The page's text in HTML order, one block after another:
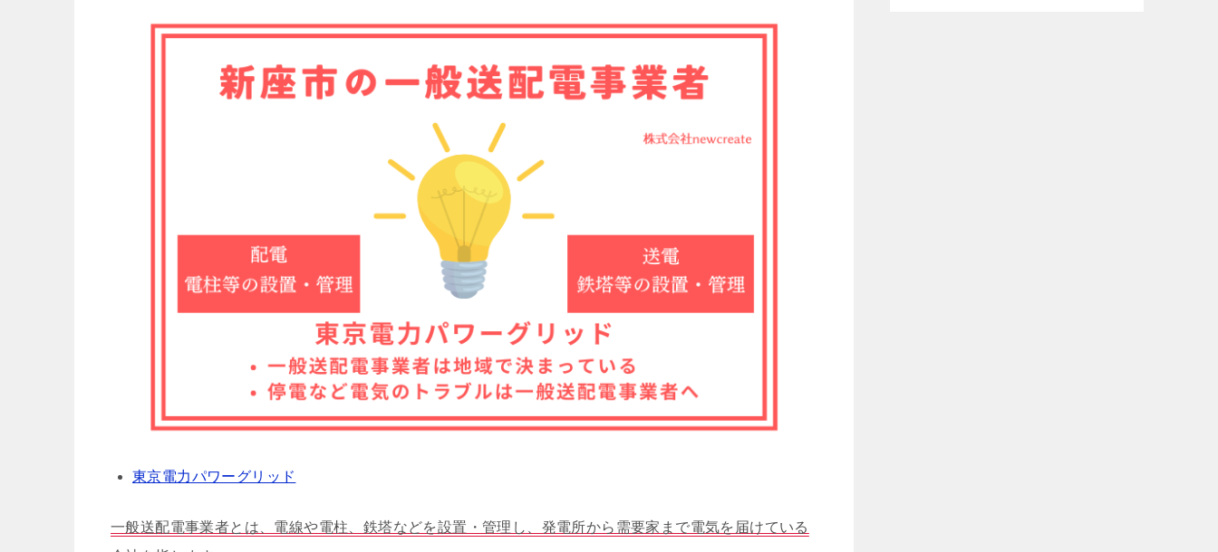
東京電力パワーグリッド
一般送配電事業者とは、電線や電柱、鉄塔などを設置・管理し、発電所から需要家まで電気を届けている